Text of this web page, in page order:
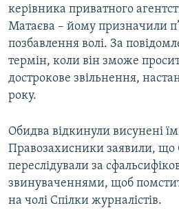
керівника приватного
Матаєва – йому призначили
позбавлення волі. За
термін, коли він зможе
дострокове звільнення,
року.
Обидва відкинули висунені
Правозахисники заявили, що
переслідували за
звинуваченнями, щоб
на чолі Спілки журналістів.